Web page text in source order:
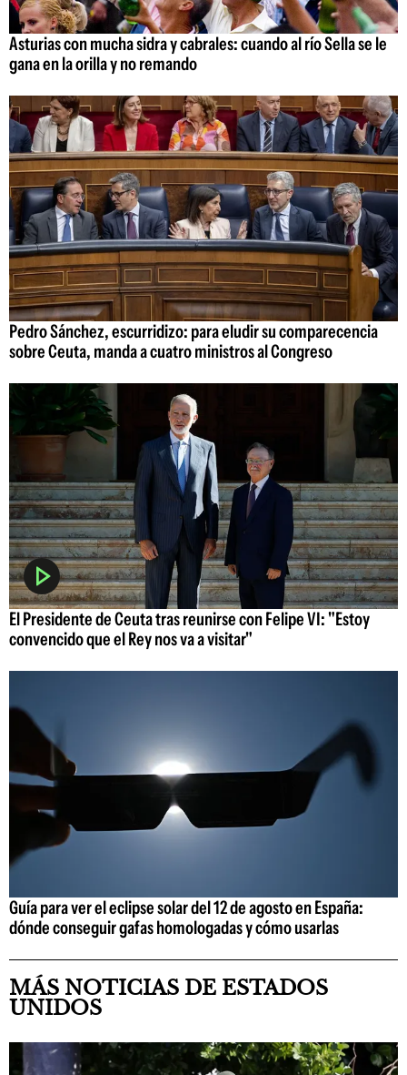
Asturias con mucha sidra y cabrales: cuando al río Sella se le
gana en la orilla y no remando
Pedro Sánchez, escurridizo: para eludir su comparecencia
sobre Ceuta, manda a cuatro ministros al Congreso
El Presidente de Ceuta tras reunirse con Felipe VI: "Estoy
convencido que el Rey nos va a visitar"
Guía para ver el eclipse solar del 12 de agosto en España:
dónde conseguir gafas homologadas y cómo usarlas
MÁS NOTICIAS DE ESTADOS
UNIDOS